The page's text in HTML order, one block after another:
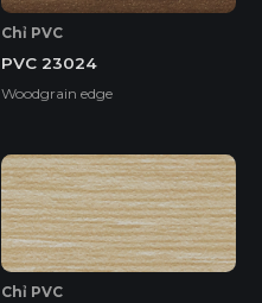
Chỉ PVC
PVC 23024
Woodgrain edge
Chỉ PVC